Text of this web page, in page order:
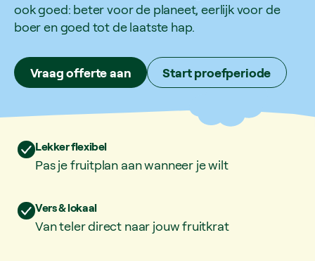
ook goed: beter voor de planeet, eerlijk voor de
boer en goed tot de laatste hap.
Vraag offerte aan Start proefperiode
Lekker flexibel
Pas je fruitplan aan wanneer je wilt
Vers & lokaal
Van teler direct naar jouw fruitkrat